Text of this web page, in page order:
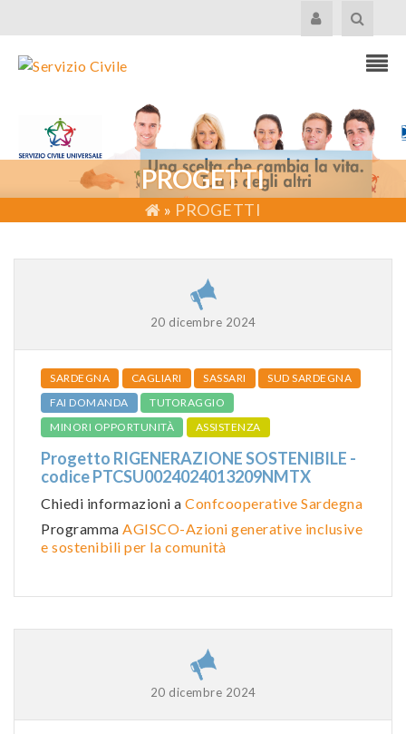
PROGETTI
» PROGETTI
20 dicembre 2024
SARDEGNA CAGLIARI SASSARI
SUD SARDEGNA
FAI DOMANDA
TUTORAGGIO
MINORI OPPORTUNITÀ
ASSISTENZA
Progetto RIGENERAZIONE SOSTENIBILE -
codice PTCSU0024024013209NMTX
Chiedi informazioni a Confcooperative Sardegna
Programma AGISCO-Azioni generative inclusive
e sostenibili per la comunità
20 dicembre 2024